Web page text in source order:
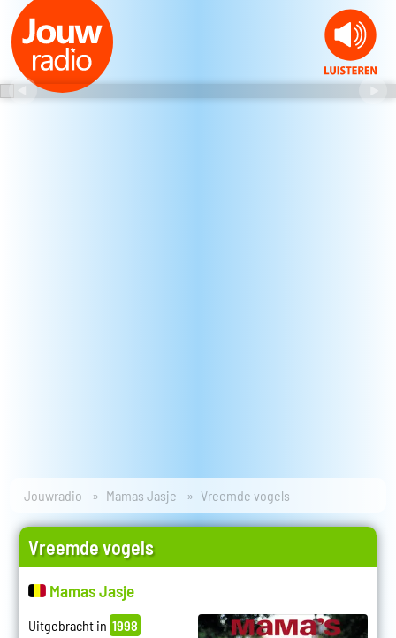
Jouwradio Mamas Jasje Vreemde vogels
Vreemde vogels
Mamas Jasje
Uitgebracht in 1998